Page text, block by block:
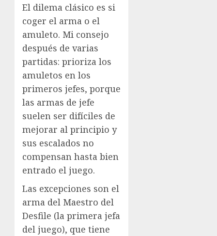
El dilema clásico es si
coger el arma o el
amuleto. Mi consejo
después de varias
partidas: prioriza los
amuletos en los
primeros jefes, porque
las armas de jefe
suelen ser difíciles de
mejorar al principio y
sus escalados no
compensan hasta bien
entrado el juego.
Las excepciones son el
arma del Maestro del
Desfile (la primera jefa
del juego), que tiene